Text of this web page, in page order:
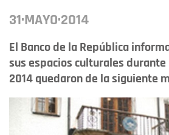
31·MAYO·2014
El Banco de la República
sus espacios culturales
2014 quedaron de la siguiente